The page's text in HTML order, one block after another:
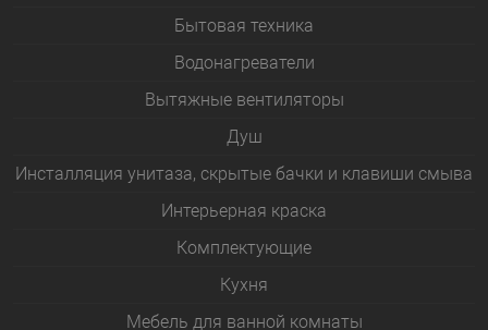
Бытовая техника
Водонагреватели
Вытяжные вентиляторы
Душ
Инсталляция унитаза, скрытые бачки и клавиши смыва
Интерьерная краска
Комплектующие
Кухня
Мебель для ванной комнаты